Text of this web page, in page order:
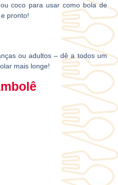
coco para usar como bola de
pronto!
ou adultos – dê a todos um
mais longe!